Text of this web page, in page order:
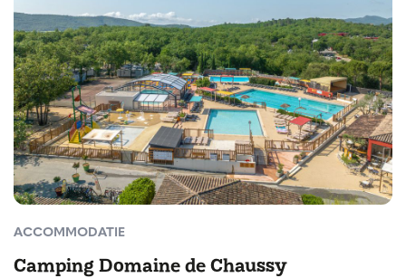
ACCOMMODATIE
Camping Domaine de Chaussy